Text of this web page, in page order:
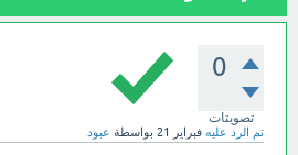
0
تصويتات
تم الرد عليه فبراير 21 بواسطة عبود